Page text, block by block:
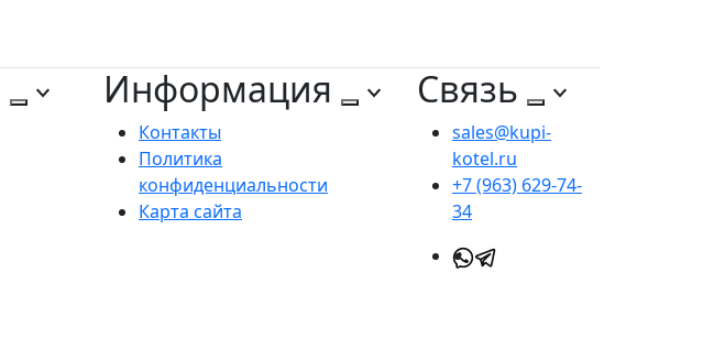
Информация
Контакты
Политика
конфиденциальности
Карта сайта
Связь
sales@kupi-
kotel.ru
+7 (963) 629-74-
34